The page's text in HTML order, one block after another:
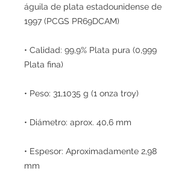
águila de plata estadounidense de
1997 (PCGS PR69DCAM)
• Calidad: 99,9% Plata pura (0,999
Plata fina)
• Peso: 31,1035 g (1 onza troy)
• Diámetro: aprox. 40,6 mm
• Espesor: Aproximadamente 2,98
mm